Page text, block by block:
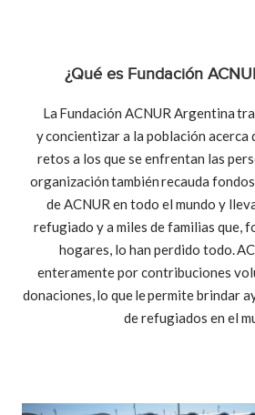
¿Qué es Fundación
La Fundación ACNUR Argentina
y concientizar a la población acerca
retos a los que se enfrentan las
organización también recauda
de ACNUR en todo el mundo y
refugiado y a miles de familias que,
hogares, lo han perdido todo.
enteramente por contribuciones
donaciones, lo que le permite brindar
de refugiados en el